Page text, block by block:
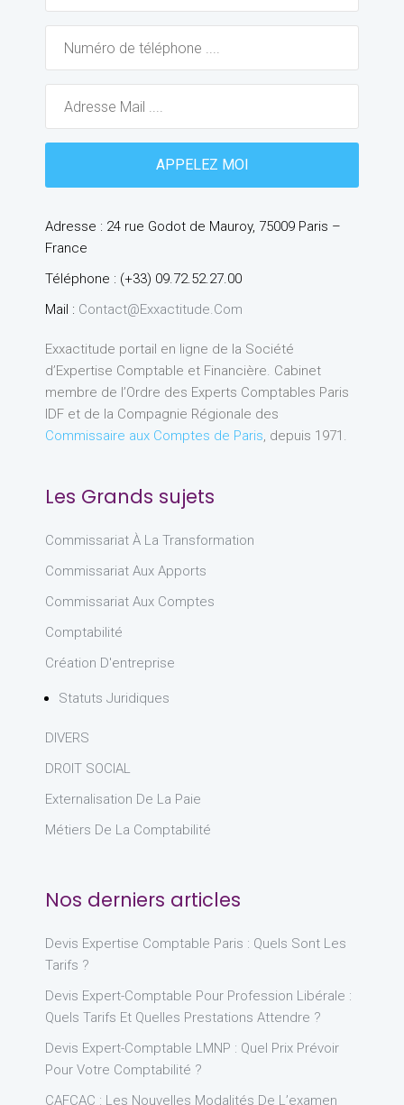
Adresse : 24 rue Godot de Mauroy, 75009 Paris –
France
Téléphone : (+33) 09.72.52.27.00
Mail : Contact@exxactitude.com
Exxactitude portail en ligne de la Société
d’Expertise Comptable et Financière. Cabinet
membre de l’Ordre des Experts Comptables Paris
IDF et de la Compagnie Régionale des
Commissaire aux Comptes de Paris, depuis 1971.
Les Grands sujets
Commissariat À La Transformation
Commissariat Aux Apports
Commissariat Aux Comptes
Comptabilité
Création D'entreprise
Statuts Juridiques
DIVERS
DROIT SOCIAL
Externalisation De La Paie
Métiers De La Comptabilité
Nos derniers articles
Devis Expertise Comptable Paris : Quels Sont Les
Tarifs ?
Devis Expert-Comptable Pour Profession Libérale :
Quels Tarifs Et Quelles Prestations Attendre ?
Devis Expert-Comptable LMNP : Quel Prix Prévoir
Pour Votre Comptabilité ?
CAFCAC : Les Nouvelles Modalités De L’examen